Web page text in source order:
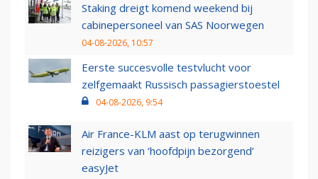
Staking dreigt komend weekend bij
cabinepersoneel van SAS Noorwegen
04-08-2026, 10:57
Eerste succesvolle testvlucht voor
zelfgemaakt Russisch passagierstoestel
04-08-2026, 9:54
Air France-KLM aast op terugwinnen
reizigers van ‘hoofdpijn bezorgend’
easyJet